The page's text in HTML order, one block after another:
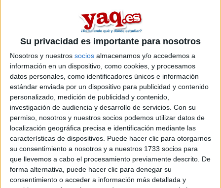
Su privacidad es importante para nosotros
Nosotros y nuestros socios almacenamos y/o accedemos a
información en un dispositivo, como cookies, y procesamos
datos personales, como identificadores únicos e información
estándar enviada por un dispositivo para publicidad y contenido
personalizado, medición de publicidad y contenido,
investigación de audiencia y desarrollo de servicios. Con su
permiso, nosotros y nuestros socios podemos utilizar datos de
localización geográfica precisa e identificación mediante las
características de dispositivos. Puede hacer clic para otorgarnos
su consentimiento a nosotros y a nuestros 1733 socios para
que llevemos a cabo el procesamiento previamente descrito. De
forma alternativa, puede hacer clic para denegar su
consentimiento o acceder a información más detallada y
proceso para que ellos mismos te desvelen todos los secretos.
Nosotros tampoco hemos querido guardarte ningún secreto a la
hora de preparar nuestra“Guía Práctica de Universidades”
que incluimos como un suplemento especial en este número.
Hemos hablado con cada una de las universidades públicas y
privadas que hay en España para que nos den información que
te ayudará a conocerlas un poco mejor. Acércate a visitar las que
más te interesan o llama para preguntar cualquier duda que
tengas. Una muy buena oportunidad para conocer mejor la oferta
educativa es visitar alguna de las grandes ferias educativas
que se celebran por estas fechas. Nosotros no queremos
perdernos estas grandes citas de la educación y estaremos en
Aula en Madrid, Estudia en Barcelona, Formaemple@ en
Valencia y Docentia en Vigo. Si vienes a algunas de estas ferias,
¡pasa a vernos! Nos encantará conocerte.